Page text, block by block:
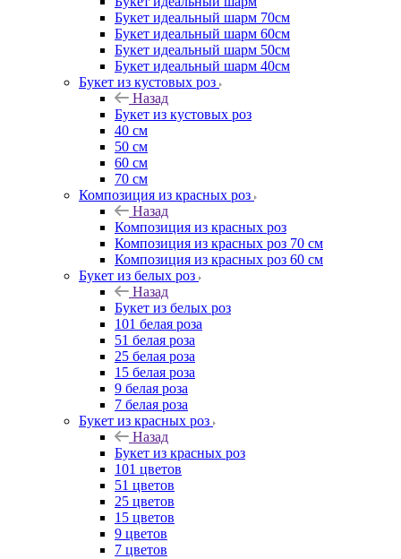
Букет идеальный шарм 70см
Букет идеальный шарм 60см
Букет идеальный шарм 50см
Букет идеальный шарм 40см
Букет из кустовых роз
Назад
Букет из кустовых роз
40 см
50 см
60 см
70 см
Композиция из красных роз
Назад
Композиция из красных роз
Композиция из красных роз 70 см
Композиция из красных роз 60 см
Букет из белых роз
Назад
Букет из белых роз
101 белая роза
51 белая роза
25 белая роза
15 белая роза
9 белая роза
7 белая роза
Букет из красных роз
Назад
Букет из красных роз
101 цветов
51 цветов
25 цветов
15 цветов
9 цветов
7 цветов